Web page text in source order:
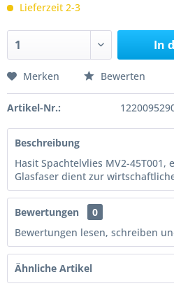
Lieferzeit 2-3
In
Merken Bewerten
Artikel-Nr.:
Beschreibung
Hasit Spachtelvlies MV2-45T001,
Glasfaser dient zur
Bewertungen
0
Bewertungen lesen, schreiben
Ähnliche Artikel